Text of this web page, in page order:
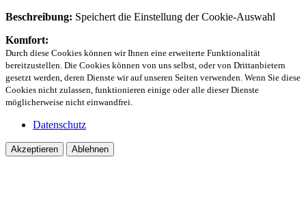
Beschreibung: Speichert die Einstellung der Cookie-Auswahl
Komfort:
Durch diese Cookies können wir Ihnen eine erweiterte Funktionalität
bereitzustellen. Die Cookies können von uns selbst, oder von Drittanbietern
gesetzt werden, deren Dienste wir auf unseren Seiten verwenden. Wenn Sie diese
Cookies nicht zulassen, funktionieren einige oder alle dieser Dienste
möglicherweise nicht einwandfrei.
Datenschutz
Akzeptieren Ablehnen